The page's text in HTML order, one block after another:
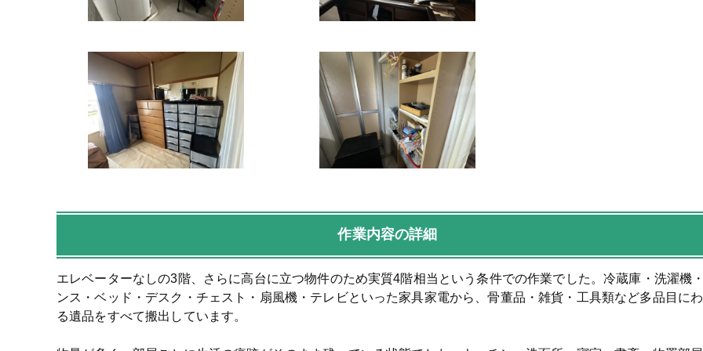
作業内容の詳細
エレベーターなしの3階、さらに高台に立つ物件のため実質4階相当という条件での作業でした。冷蔵庫・洗濯機
ンス・ベッド・デスク・チェスト・扇風機・テレビといった家具家電から、骨董品・雑貨・工具類など多品目に
る遺品をすべて搬出しています。